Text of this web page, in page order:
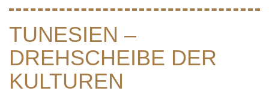
TUNESIEN –
DREHSCHEIBE DER
KULTUREN